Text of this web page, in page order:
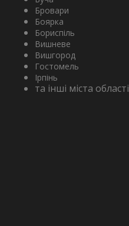
Бровари
Боярка
Бориспіль
Вишневе
Вишгород
Гостомель
Ірпінь
та інші міста області